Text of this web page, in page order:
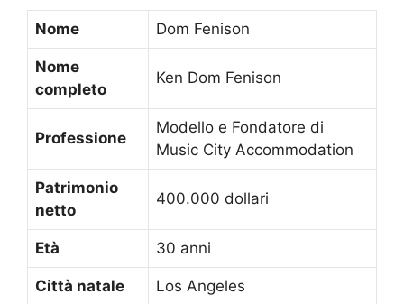
Nome Dom Fenison
Nome
completo
Ken Dom Fenison
Professione
Modello e Fondatore di
Music City Accommodation
Patrimonio
netto
400.000 dollari
Età 30 anni
Città natale Los Angeles